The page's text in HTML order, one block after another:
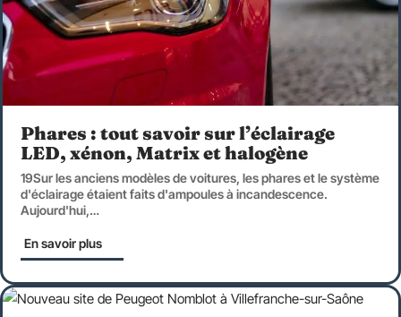
Phares : tout savoir sur l’éclairage
LED, xénon, Matrix et halogène
19Sur les anciens modèles de voitures, les phares et le système
d'éclairage étaient faits d'ampoules à incandescence.
Aujourd'hui,…
En savoir plus